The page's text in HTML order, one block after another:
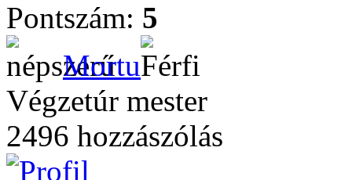
Pontszám: 5
Mortu
Végzetúr mester
2496 hozzászólás